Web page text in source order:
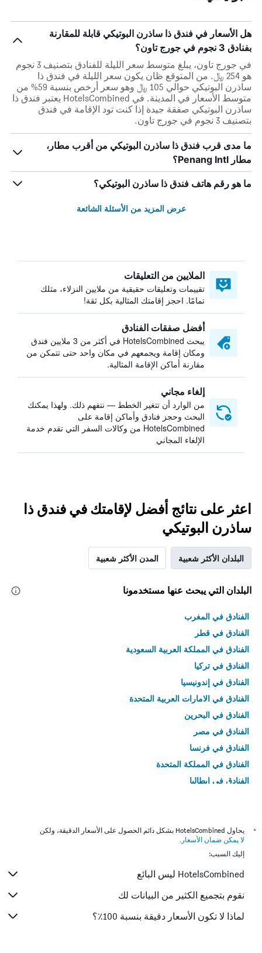
هل الأسعار في فندق ذا ساذرن البوتيكي قابلة للمقارنة
بفنادق 3 نجوم في جورج تاون؟
في جورج تاون، يبلغ متوسط ​​سعر الليلة للفنادق بتصنيف 3 نجوم
هو 254 ﷼. من المتوقع ظان يكون سعر الليلة في فندق ذا
ساذرن البوتيكي حوالي 105 ﷼ وهو سعر أرخص بنسبة 59% من
متوسط الأسعار في المدينة. في HotelsCombined يعتبر فندق ذا
ساذرن البوتيكي صفقة جيدة إذا كنت تود الإقامة في فندق
بتصنيف 3 نجوم في جورج تاون.
ما مدى قرب فندق ذا ساذرن البوتيكي من أقرب مطار،
مطار Penang Intl؟
ما هو رقم هاتف فندق ذا ساذرن البوتيكي؟
عرض المزيد من الأسئلة الشائعة
الملايين من التعليقات
تقييمات وتعليقات حقيقية من ملايين النزلاء، مثلك
تمامًا. احجز إقامتك المثالية بكل ثقة!
أفضل صفقات الفنادق
يبحث HotelsCombined في أكثر من 3 ملايين فندق
ومكان إقامة ويجمعهم في مكان واحد حتى تتمكن من
مقارنة أماكن الإقامة المثالية.
إلغاء مجاني
من الوارد أن تتغير الخطط — نتفهم ذلك. ولهذا يمكنك
البحث وحجز فنادق وأماكن إقامة على
HotelsCombined من وكالات السفر التي تقدم خدمة
الإلغاء المجاني
اعثر على نتائج أفضل لإقامتك في فندق ذا
ساذرن البوتيكي
البلدان الأكثر شعبية المدن الأكثر شعبية
البلدان التي يبحث عنها مستخدمونا
الفنادق في المغرب
الفنادق في قطر
الفنادق في المملكة العربية السعودية
الفنادق في تركيا
الفنادق في إندونيسيا
الفنادق في الامارات العربية المتحدة
الفنادق في البحرين
الفنادق في مصر
الفنادق في فرنسا
الفنادق في المملكة المتحدة
الفنادق في إيطاليا
*
يحاول HotelsCombined بشكل دائم الحصول على الأسعار الدقيقة، ولكن
لا يمكن ضمان الأسعار .
إليك السبب:
HotelsCombined ليس البائع
نقوم بتجميع الكثير من البيانات لك
لماذا لا تكون الأسعار دقيقة بنسبة 100٪؟